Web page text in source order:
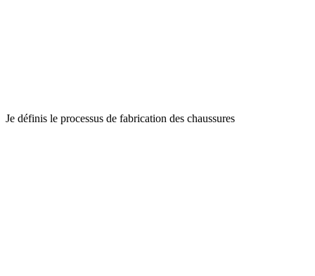
Je définis le processus de fabrication des chaussures